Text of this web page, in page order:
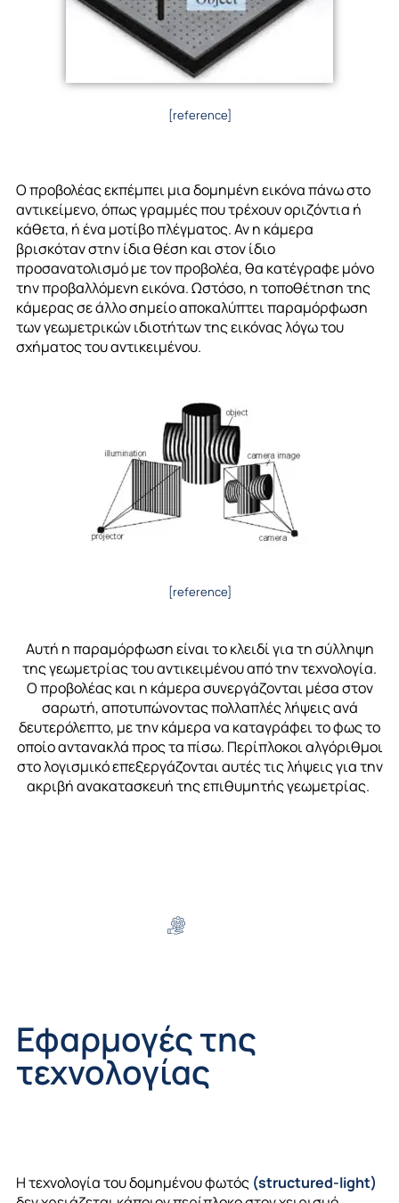
[reference]
Ο προβολέας εκπέμπει μια δομημένη εικόνα πάνω στο
αντικείμενο, όπως γραμμές που τρέχουν οριζόντια ή
κάθετα, ή ένα μοτίβο πλέγματος. Αν η κάμερα
βρισκόταν στην ίδια θέση και στον ίδιο
προσανατολισμό με τον προβολέα, θα κατέγραφε μόνο
την προβαλλόμενη εικόνα. Ωστόσο, η τοποθέτηση της
κάμερας σε άλλο σημείο αποκαλύπτει παραμόρφωση
των γεωμετρικών ιδιοτήτων της εικόνας λόγω του
σχήματος του αντικειμένου.
[reference]
Αυτή η παραμόρφωση είναι το κλειδί για τη σύλληψη
της γεωμετρίας του αντικειμένου από την τεχνολογία.
Ο προβολέας και η κάμερα συνεργάζονται μέσα στον
σαρωτή, αποτυπώνοντας πολλαπλές λήψεις ανά
δευτερόλεπτο, με την κάμερα να καταγράφει το φως το
οποίο αντανακλά προς τα πίσω. Περίπλοκοι αλγόριθμοι
στο λογισμικό επεξεργάζονται αυτές τις λήψεις για την
ακριβή ανακατασκευή της επιθυμητής γεωμετρίας.
Εφαρμογές της
τεχνολογίας
Η τεχνολογία του δομημένου φωτός (structured-light)